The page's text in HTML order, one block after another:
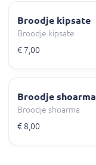
Broodje kipsate
Broodje kipsate
€ 7,00
Broodje shoarma
Broodje shoarma
€ 8,00